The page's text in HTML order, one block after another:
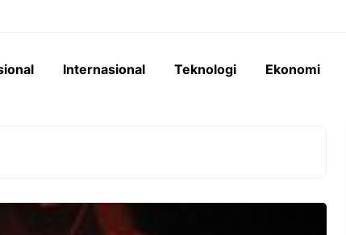
Internasional Teknologi Ekonomi
mangkrak
berbelit. REI
menempatkan Saldo Anggaran